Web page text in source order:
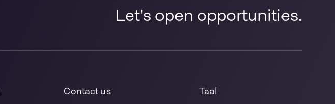
Let's open opportunities.
Contact us Taal